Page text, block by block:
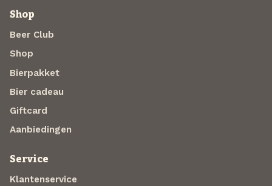
Shop
Beer Club
Shop
Bierpakket
Bier cadeau
Giftcard
Aanbiedingen
Service
Klantenservice